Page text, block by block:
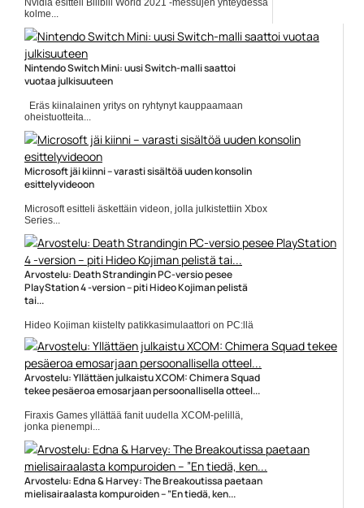
Nvidia esitteli Bilibili World 2021 -messujen yhteydessä
kolme...
Geforce RTX 3080
Nintendo Switch Mini: uusi Switch-malli saattoi
vuotaa julkisuuteen
Eräs kiinalainen yritys on ryhtynyt kauppaamaan
oheistuotteita...
Huhut
Microsoft jäi kiinni – varasti sisältöä uuden konsolin
esittelyvideoon
Microsoft esitteli äskettäin videon, jolla julkistettiin Xbox
Series...
Microsoft
Arvostelu: Death Strandingin PC-versio pesee
PlayStation 4 -version – piti Hideo Kojiman pelistä
tai...
Hideo Kojiman kiistelty patikkasimulaattori on PC:llä
entistä kauniimpi,...
Death Stranding
Arvostelu: Yllättäen julkaistu XCOM: Chimera Squad
tekee pesäeroa emosarjaan persoonallisella otteel...
Firaxis Games yllättää fanit uudella XCOM-pelillä,
jonka pienempi...
Peliarvostelut
Arvostelu: Edna & Harvey: The Breakoutissa paetaan
mielisairaalasta kompuroiden – ”En tiedä, ken...